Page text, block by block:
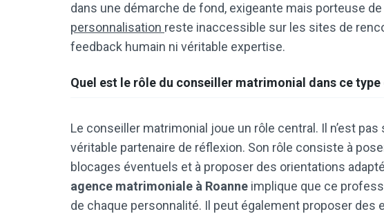
dans une démarche de fond, exigeante mais porteuse
personnalisation reste inaccessible sur les sites de
feedback humain ni véritable expertise.
Quel est le rôle du conseiller matrimonial dans ce type
Le conseiller matrimonial joue un rôle central. Il n’est
véritable partenaire de réflexion. Son rôle consiste à
blocages éventuels et à proposer des orientations
agence matrimoniale à Roanne implique que ce
de chaque personnalité. Il peut également proposer des